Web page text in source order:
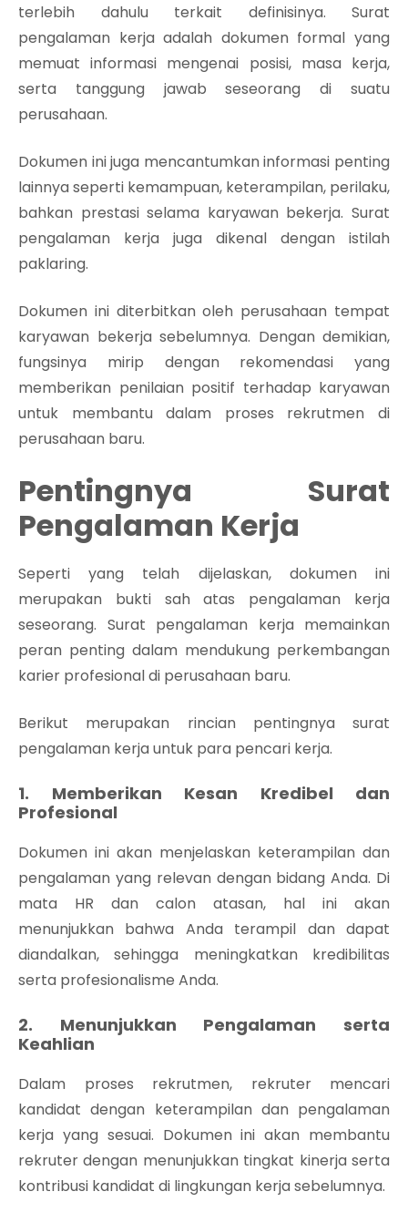
terlebih dahulu terkait definisinya. Surat
pengalaman kerja adalah dokumen formal yang
memuat informasi mengenai posisi, masa kerja,
serta tanggung jawab seseorang di suatu
perusahaan.
Dokumen ini juga mencantumkan informasi penting
lainnya seperti kemampuan, keterampilan, perilaku,
bahkan prestasi selama karyawan bekerja. Surat
pengalaman kerja juga dikenal dengan istilah
paklaring.
Dokumen ini diterbitkan oleh perusahaan tempat
karyawan bekerja sebelumnya. Dengan demikian,
fungsinya mirip dengan rekomendasi yang
memberikan penilaian positif terhadap karyawan
untuk membantu dalam proses rekrutmen di
perusahaan baru.
Pentingnya Surat
Pengalaman Kerja
Seperti yang telah dijelaskan, dokumen ini
merupakan bukti sah atas pengalaman kerja
seseorang. Surat pengalaman kerja memainkan
peran penting dalam mendukung perkembangan
karier profesional di perusahaan baru.
Berikut merupakan rincian pentingnya surat
pengalaman kerja untuk para pencari kerja.
1. Memberikan Kesan Kredibel dan
Profesional
Dokumen ini akan menjelaskan keterampilan dan
pengalaman yang relevan dengan bidang Anda. Di
mata HR dan calon atasan, hal ini akan
menunjukkan bahwa Anda terampil dan dapat
diandalkan, sehingga meningkatkan kredibilitas
serta profesionalisme Anda.
2. Menunjukkan Pengalaman serta
Keahlian
Dalam proses rekrutmen, rekruter mencari
kandidat dengan keterampilan dan pengalaman
kerja yang sesuai. Dokumen ini akan membantu
rekruter dengan menunjukkan tingkat kinerja serta
kontribusi kandidat di lingkungan kerja sebelumnya.